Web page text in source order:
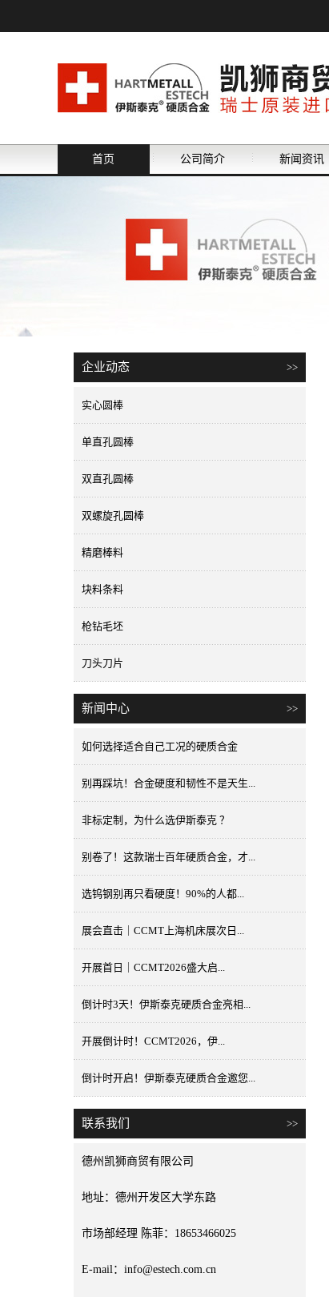
首页 公司简介 新闻资讯
企业动态 >>
实心圆棒
单直孔圆棒
双直孔圆棒
双螺旋孔圆棒
精磨棒料
块料条料
枪钻毛坯
刀头刀片
新闻中心 >>
如何选择适合自己工况的硬质合金
别再踩坑！合金硬度和韧性不是天生...
非标定制，为什么选伊斯泰克 ？
别卷了！这款瑞士百年硬质合金，才...
选钨钢别再只看硬度！90%的人都...
展会直击｜CCMT上海机床展次日...
开展首日｜CCMT2026盛大启...
倒计时3天！伊斯泰克硬质合金亮相...
开展倒计时！CCMT2026，伊...
倒计时开启！伊斯泰克硬质合金邀您...
联系我们 >>
德州凯狮商贸有限公司
地址：德州开发区大学东路
市场部经理 陈菲：18653466025
E-mail：info@estech.com.cn